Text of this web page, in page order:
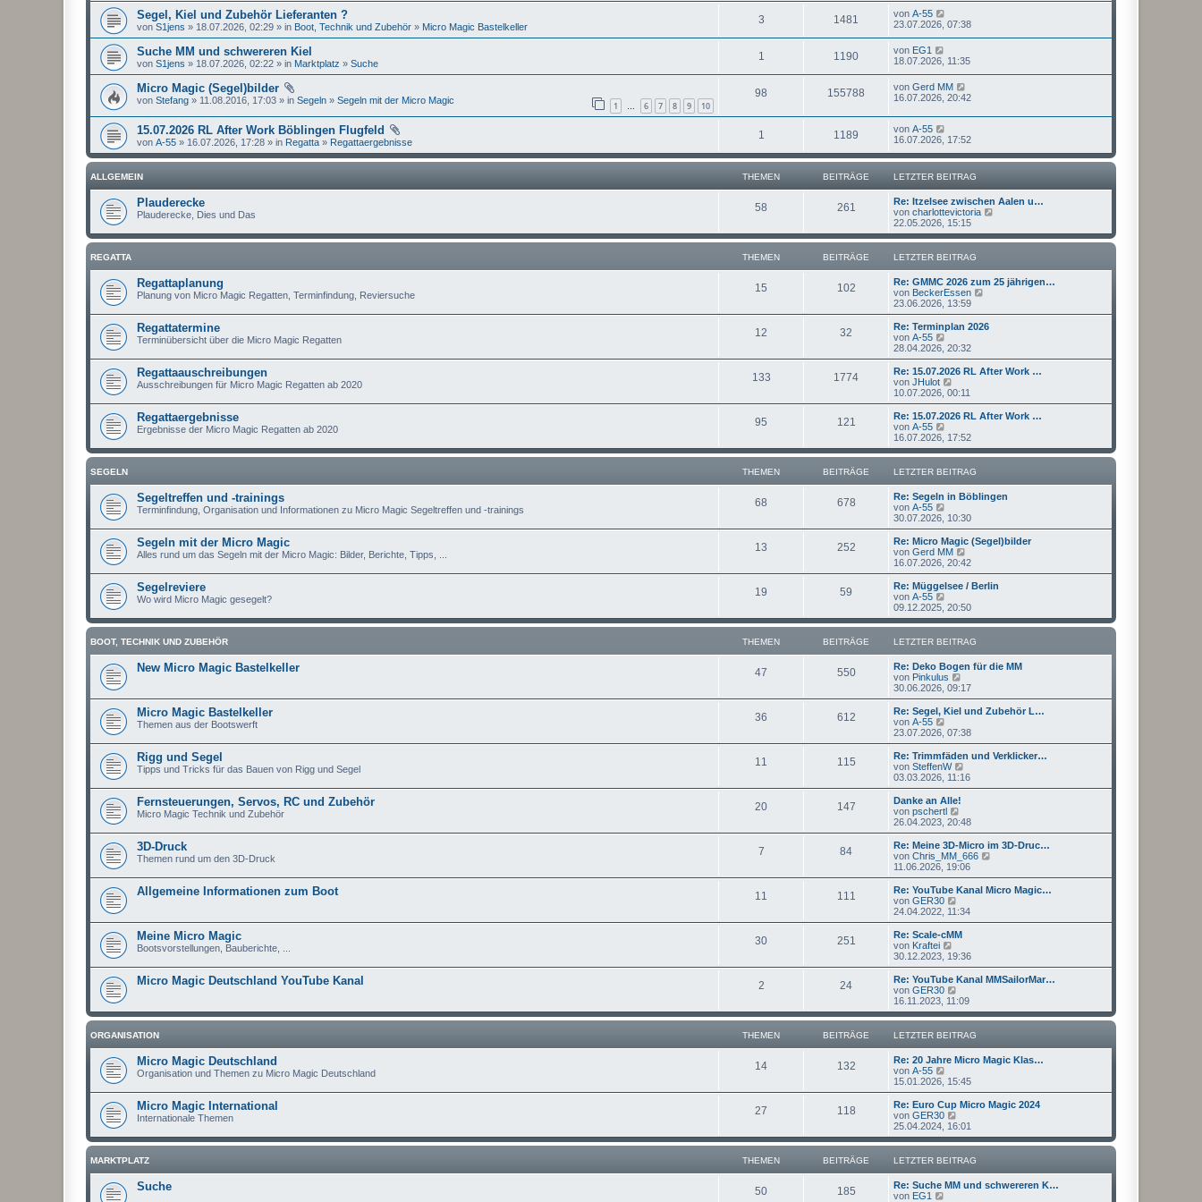
Segel, Kiel und Zubehör Lieferanten ?
von S1jens » 18.07.2026, 02:29 » in Boot, Technik und Zubehör » Micro Magic Bastelkeller
3 1481 von A-55
23.07.2026, 07:38
Suche MM und schwereren Kiel
von S1jens » 18.07.2026, 02:22 » in Marktplatz » Suche
1 1190 von EG1
18.07.2026, 11:35
Micro Magic (Segel)bilder
1 … 6 7 8 9 10
von Stefang » 11.08.2016, 17:03 » in Segeln » Segeln mit der Micro Magic
98 155788 von Gerd MM
16.07.2026, 20:42
15.07.2026 RL After Work Böblingen Flugfeld
von A-55 » 16.07.2026, 17:28 » in Regatta » Regattaergebnisse
1 1189 von A-55
16.07.2026, 17:52
ALLGEMEIN THEMEN BEITRÄGE LETZTER BEITRAG
Plauderecke
Plauderecke, Dies und Das
58 261
Re: Itzelsee zwischen Aalen u…
von charlottevictoria
u
e
r
i
g
22.05.2026, 15:15
REGATTA THEMEN BEITRÄGE LETZTER BEITRAG
Regattaplanung
Planung von Micro Magic Regatten, Terminfindung, Reviersuche
15 102
Re: GMMC 2026 zum 25 jährigen…
von BeckerEssen
u
e
r
B
r
23.06.2026, 13:59
Regattatermine
Terminübersicht über die Micro Magic Regatten
12 32
Re: Terminplan 2026
von A-55
e
u
e
s
t
r
B
e
t
a
g
28.04.2026, 20:32
Regattaauschreibungen
Ausschreibungen für Micro Magic Regatten ab 2020
133 1774
Re: 15.07.2026 RL After Work …
von JHulot
e
u
e
t
r
B
e
i
t
a
g
10.07.2026, 00:11
Regattaergebnisse
Ergebnisse der Micro Magic Regatten ab 2020
95 121
Re: 15.07.2026 RL After Work …
von A-55
e
u
e
s
r
e
i
t
r
a
g
16.07.2026, 17:52
SEGELN THEMEN BEITRÄGE LETZTER BEITRAG
Segeltreffen und -trainings
Terminfindung, Organisation und Informationen zu Micro Magic Segeltreffen und -trainings
68 678
Re: Segeln in Böblingen
von A-55
e
u
e
s
t
r
B
e
i
t
a
g
30.07.2026, 10:30
Segeln mit der Micro Magic
Alles rund um das Segeln mit der Micro Magic: Bilder, Berichte, Tipps, ...
13 252
Re: Micro Magic (Segel)bilder
von Gerd MM
e
u
e
t
r
B
e
i
t
a
g
16.07.2026, 20:42
Segelreviere
Wo wird Micro Magic gesegelt?
19 59
Re: Müggelsee / Berlin
von A-55
e
u
e
s
r
B
e
i
t
a
g
09.12.2025, 20:50
BOOT, TECHNIK UND ZUBEHÖR THEMEN BEITRÄGE LETZTER BEITRAG
New Micro Magic Bastelkeller 47 550
Re: Deko Bogen für die MM
von Pinkulus
e
u
e
t
B
e
i
g
30.06.2026, 09:17
Micro Magic Bastelkeller
Themen aus der Bootswerft
36 612
Re: Segel, Kiel und Zubehör L…
von A-55
e
u
e
s
t
r
B
e
i
r
a
g
23.07.2026, 07:38
Rigg und Segel
Tipps und Tricks für das Bauen von Rigg und Segel
11 115
Re: Trimmfäden und Verklicker…
von SteffenW
e
u
t
r
B
e
i
r
g
03.03.2026, 11:16
Fernsteuerungen, Servos, RC und Zubehör
Micro Magic Technik und Zubehör
20 147
Danke an Alle!
von pschertl
e
u
e
s
t
r
B
e
i
r
g
26.04.2023, 20:48
3D-Druck
Themen rund um den 3D-Druck
7 84
Re: Meine 3D-Micro im 3D-Druc…
von Chris_MM_666
u
e
r
11.06.2026, 19:06
Allgemeine Informationen zum Boot 11 111
Re: YouTube Kanal Micro Magic…
von GER30
e
u
e
t
r
B
e
i
t
a
g
24.04.2022, 11:34
Meine Micro Magic
Bootsvorstellungen, Bauberichte, ...
30 251
Re: Scale-cMM
von Kraftei
e
u
e
s
t
r
B
e
i
t
a
g
30.12.2023, 19:36
Micro Magic Deutschland YouTube Kanal 2 24
Re: YouTube Kanal MMSailorMar…
von GER30
e
u
e
s
r
e
i
t
a
g
16.11.2023, 11:09
ORGANISATION THEMEN BEITRÄGE LETZTER BEITRAG
Micro Magic Deutschland
Organisation und Themen zu Micro Magic Deutschland
14 132
Re: 20 Jahre Micro Magic Klas…
von A-55
e
u
e
s
t
r
B
e
i
t
15.01.2026, 15:45
Micro Magic International
Internationale Themen
27 118
Re: Euro Cup Micro Magic 2024
von GER30
e
u
e
s
r
25.04.2024, 16:01
MARKTPLATZ THEMEN BEITRÄGE LETZTER BEITRAG
Suche 50 185
Re: Suche MM und schwereren K…
von EG1